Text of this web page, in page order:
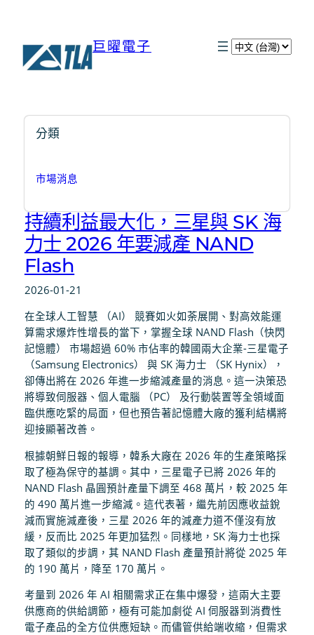
巨曜電子
選
分類
市場消息
持續利益最大化，三星與 SK 海
力士 2026 年要減產 NAND
Flash
2026-01-21
在全球人工智慧 （AI） 競賽如火如荼展開、對高效能運
算需求爆炸性增長的當下，掌握全球 NAND Flash（快閃
記憶體） 市場超過 60% 市佔率的韓國兩大企業-三星電子
（Samsung Electronics） 與 SK 海力士 （SK Hynix），
卻傳出將在 2026 年進一步縮減產量的消息。這一決策恐
將導致伺服器、個人電腦 （PC） 及行動裝置等全領域面
臨供應吃緊的局面，但也預告著記憶體大廠的獲利結構將
迎接顯著改善。
根據朝鮮日報的報導，韓系大廠在 2026 年的生產策略採
取了極為保守的基調。其中，三星電子已將 2026 年的
NAND Flash 晶圓預計產量下調至 468 萬片，較 2025 年
的 490 萬片進一步縮減。這代表著，繼先前因應收益銳
減而實施減產後，三星 2026 年的減產力道不僅沒有放
緩，反而比 2025 年更加猛烈。同樣地，SK 海力士也採
取了類似的步調，其 NAND Flash 產量預計將從 2025 年
的 190 萬片，降至 170 萬片。
考量到 2026 年 AI 相關需求正在集中爆發，這兩大主要
供應商的供給調節，極有可能加劇從 AI 伺服器到消費性
電子產品的全方位供應短缺。而儘管供給端收縮，但需求